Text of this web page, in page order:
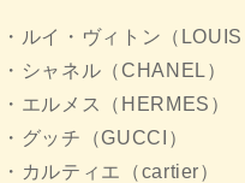
・ルイ・ヴィトン（
・シャネル（CHANEL）
・エルメス（HERMES）
・グッチ（GUCCI）
・カルティエ（cartier）